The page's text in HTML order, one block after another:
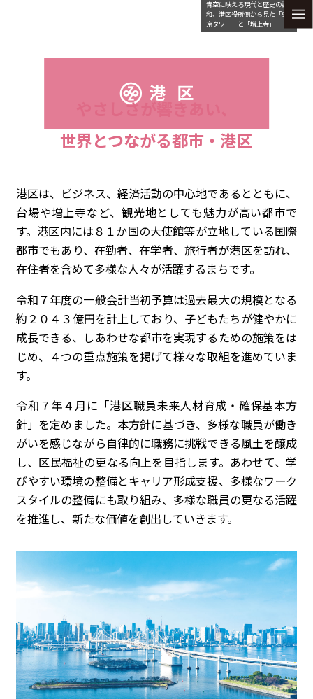
青空に映える現代と歴史の調
和、港区役所側から見た「東
京タワー」と「増上寺」
やさしさが響きあい、
世界とつながる都市・港区
港区は、ビジネス、経済活動の中心地であるとともに、
台場や増上寺など、観光地としても魅力が高い都市で
す。港区内には８１か国の大使館等が立地している国際
都市でもあり、在勤者、在学者、旅行者が港区を訪れ、
在住者を含めて多様な人々が活躍するまちです。
令和７年度の一般会計当初予算は過去最大の規模となる
約２０４３億円を計上しており、子どもたちが健やかに
成長できる、しあわせな都市を実現するための施策をは
じめ、４つの重点施策を掲げて様々な取組を進めていま
す。
令和７年４月に「港区職員未来人材育成・確保基本方
針」を定めました。本方針に基づき、多様な職員が働き
がいを感じながら自律的に職務に挑戦できる風土を醸成
し、区民福祉の更なる向上を目指します。あわせて、学
びやすい環境の整備とキャリア形成支援、多様なワーク
スタイルの整備にも取り組み、多様な職員の更なる活躍
を推進し、新たな価値を創出していきます。